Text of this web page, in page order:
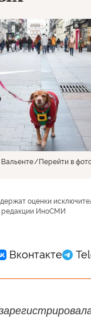
Перейти в
оценки
редакции ИноСМИ